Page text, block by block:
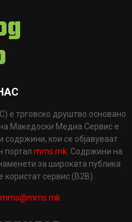
трговско друштво основано
Македоски Медиа Сервис е
содржини, кои се објавуваат
портал mms.mk . Содржини на
за широката публика
сервис (B2B).
mms@mms.mk